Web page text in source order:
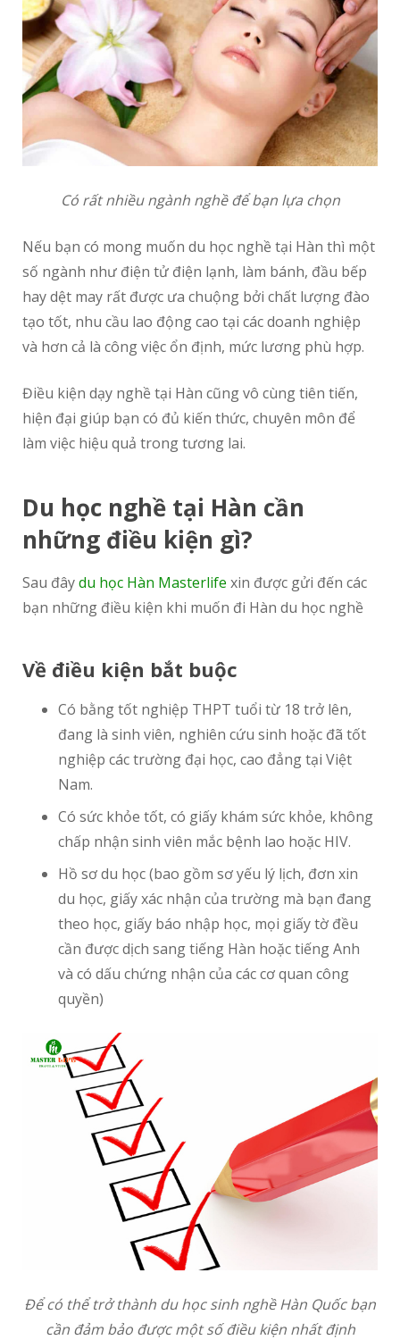
Có rất nhiều ngành nghề để bạn lựa chọn
Nếu bạn có mong muốn du học nghề tại Hàn thì một
số ngành như điện tử điện lạnh, làm bánh, đầu bếp
hay dệt may rất được ưa chuộng bởi chất lượng đào
tạo tốt, nhu cầu lao động cao tại các doanh nghiệp
và hơn cả là công việc ổn định, mức lương phù hợp.
Điều kiện dạy nghề tại Hàn cũng vô cùng tiên tiến,
hiện đại giúp bạn có đủ kiến thức, chuyên môn để
làm việc hiệu quả trong tương lai.
Du học nghề tại Hàn cần
những điều kiện gì?
Sau đâydu học Hàn Masterlife xin được gửi đến các
bạn những điều kiện khi muốn đi Hàn du học nghề
Về điều kiện bắt buộc
Có bằng tốt nghiệp THPT tuổi từ 18 trở lên,
đang là sinh viên, nghiên cứu sinh hoặc đã tốt
nghiệp các trường đại học, cao đẳng tại Việt
Nam.
Có sức khỏe tốt, có giấy khám sức khỏe, không
chấp nhận sinh viên mắc bệnh lao hoặc HIV.
Hồ sơ du học (bao gồm sơ yếu lý lịch, đơn xin
du học, giấy xác nhận của trường mà bạn đang
theo học, giấy báo nhập học, mọi giấy tờ đều
cần được dịch sang tiếng Hàn hoặc tiếng Anh
và có dấu chứng nhận của các cơ quan công
quyền)
Để có thể trở thành du học sinh nghề Hàn Quốc bạn
cần đảm bảo được một số điều kiện nhất định